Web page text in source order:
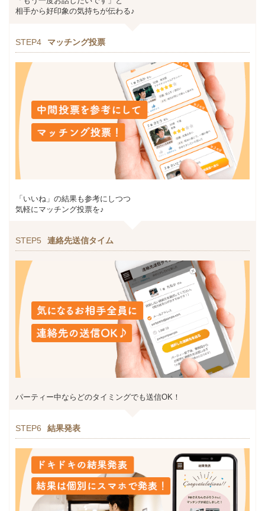
相手から好印象の気持ちが伝わる♪
STEP4 マッチング投票
「いいね」の結果も参考にしつつ
気軽にマッチング投票を♪
STEP5 連絡先送信タイム
パーティー中ならどのタイミングでも送信OK！
STEP6 結果発表